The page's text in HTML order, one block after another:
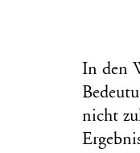
In den
nicht